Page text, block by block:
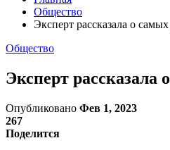
Общество
Эксперт рассказала о
Общество
Эксперт рассказала
Опубликовано Фев 1, 2023
267
Поделится